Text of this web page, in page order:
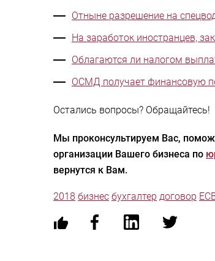
Отныне разрешение на
На заработок иностранцев,
Облагаются ли налогом
ОСМД получает финансовую
Остались вопросы? Обращайтесь!
Мы проконсультируем Вас,
организации Вашего бизнеса по
вернутся к Вам.
2018 бизнес бухгалтер договор